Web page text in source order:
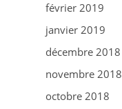
février 2019
janvier 2019
décembre 2018
novembre 2018
octobre 2018